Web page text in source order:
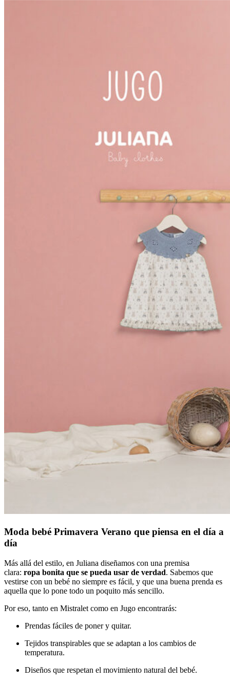
Moda bebé Primavera Verano que piensa en el día a
día
Más allá del estilo, en Juliana diseñamos con una premisa
clara: ropa bonita que se pueda usar de verdad. Sabemos que
vestirse con un bebé no siempre es fácil, y que una buena prenda es
aquella que lo pone todo un poquito más sencillo.
Por eso, tanto en Mistralet como en Jugo encontrarás:
Prendas fáciles de poner y quitar.
Tejidos transpirables que se adaptan a los cambios de
temperatura.
Diseños que respetan el movimiento natural del bebé.